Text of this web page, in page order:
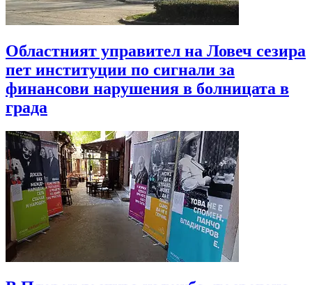
Областният управител на Ловеч сезира
пет институции по сигнали за
финансови нарушения в болницата в
града